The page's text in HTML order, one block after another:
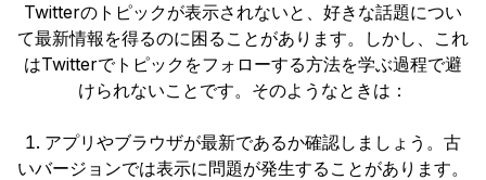
Twitterのトピックが表示されないと、好きな話題につい
て最新情報を得るのに困ることがあります。しかし、これ
はTwitterでトピックをフォローする方法を学ぶ過程で避
けられないことです。そのようなときは：
アプリやブラウザが最新であるか確認しましょう。古
いバージョンでは表示に問題が発生することがあります。